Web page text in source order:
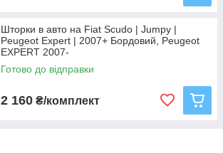
Шторки в авто на Fiat Scudo | Jumpy |
Peugeot Expert | 2007+ Бордовий, Peugeot
EXPERT 2007-
Готово до відправки
2 160 ₴/комплект